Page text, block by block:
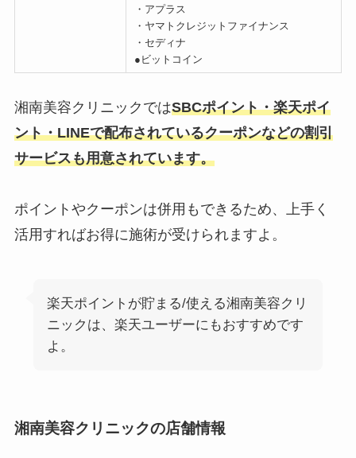
・アプラス
・ヤマトクレジットファイナンス
・セディナ
●ビットコイン
湘南美容クリニックではSBCポイント・楽天ポイ
ント・LINEで配布されているクーポンなどの割引
サービスも用意されています。
ポイントやクーポンは併用もできるため、上手く
活用すればお得に施術が受けられますよ。
楽天ポイントが貯まる/使える湘南美容クリ
ニックは、楽天ユーザーにもおすすめです
よ。
湘南美容クリニックの店舗情報